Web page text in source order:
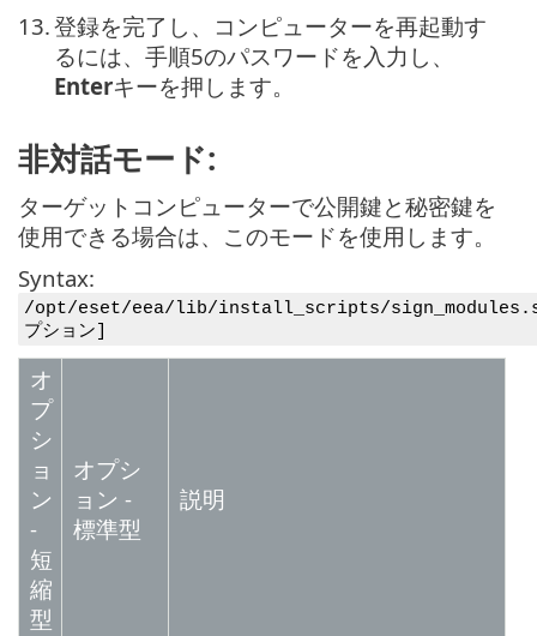
13.登録を完了し、コンピューターを再起動す
るには、手順5のパスワードを入力し、
Enterキーを押します。
非対話モード:
ターゲットコンピューターで公開鍵と秘密鍵を
使用できる場合は、このモードを使用します。
Syntax:
/opt/eset/eea/lib/install_scripts/
プション]
オ
プ
シ
ョ
ン
-
短
縮
型
オプシ
ョン -
標準型
説明